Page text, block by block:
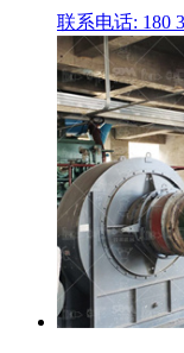
联系电话: 180